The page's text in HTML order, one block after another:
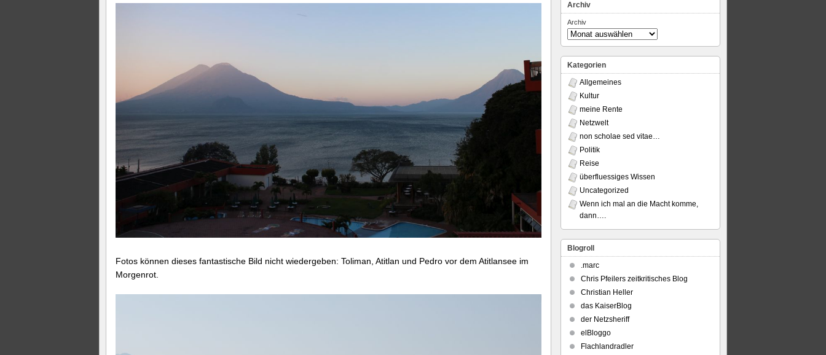
Fotos können dieses fantastische Bild nicht wiedergeben: Toliman, Atitlan und Pedro vor dem Atitlansee im
Morgenrot.
Archiv
Archiv
Kategorien
Allgemeines
Kultur
meine Rente
Netzwelt
non scholae sed vitae…
Politik
Reise
überfluessiges Wissen
Uncategorized
Wenn ich mal an die Macht komme,
dann….
Blogroll
.marc
Chris Pfeilers zeitkritisches Blog
Christian Heller
das KaiserBlog
der Netzsheriff
elBloggo
Flachlandradler